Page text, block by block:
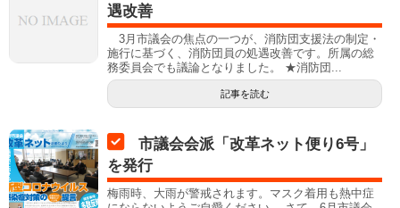
遇改善
3月市議会の焦点の一つが、消防団支援法の制定・
施行に基づく、消防団員の処遇改善です。所属の総
務委員会でも議論となりました。 ★消防団...
記事を読む
市議会会派「改革ネット便り6号」
を発行
梅雨時、大雨が警戒されます。マスク着用も熱中症